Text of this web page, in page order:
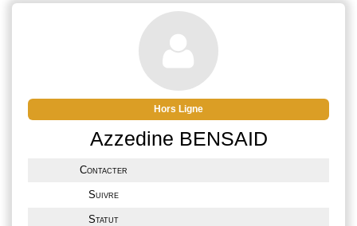
Corse du Sud, surplombant le fleuve et à
moins de 400 m de la plage, la Résidence
Capu Seninu propose 20 appartements du
studio au T3, entièrement rénovés en 2015.
Hors Ligne
Azzedine BENSAID
Contacter
Suivre
Statut